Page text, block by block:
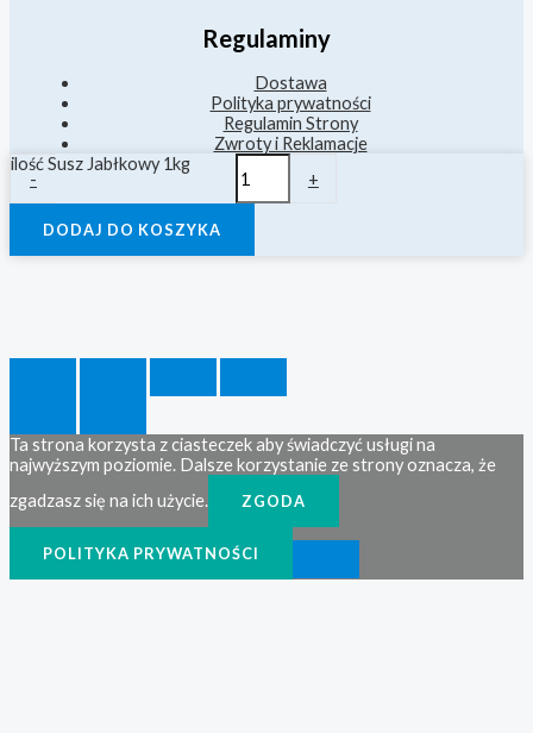
Regulaminy
Dostawa
Polityka prywatności
Regulamin Strony
Zwroty i Reklamacje
-
ilość Susz Jabłkowy 1kg
+
DODAJ DO KOSZYKA
Ta strona korzysta z ciasteczek aby świadczyć usługi na
najwyższym poziomie. Dalsze korzystanie ze strony oznacza, że
zgadzasz się na ich użycie.
ZGODA
POLITYKA PRYWATNOŚCI